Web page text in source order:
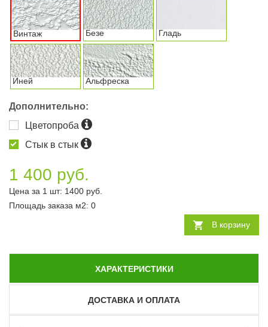
Винтаж Безе Гладь
Иней Альфреска
Дополнительно:
Цветопроба
Стык в стык
1 400 руб.
Цена за 1 шт: 1400 руб.
Площадь заказа м2: 0
В корзину
ХАРАКТЕРИСТИКИ
ДОСТАВКА И ОПЛАТА